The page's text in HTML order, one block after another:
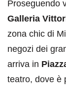
Proseguendo
Galleria
zona chic di
negozi dei
arriva in
teatro, dove è